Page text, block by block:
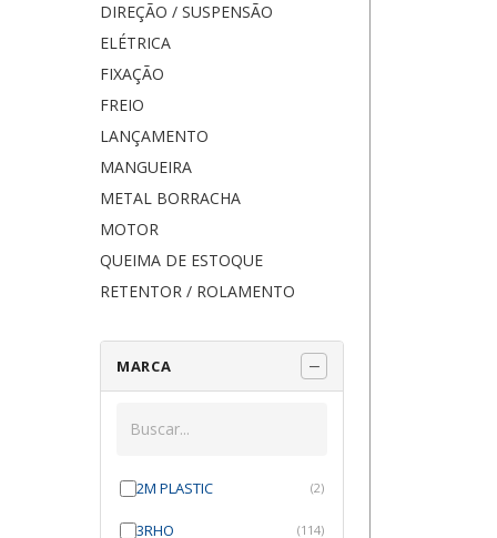
DIREÇÃO / SUSPENSÃO
ELÉTRICA
FIXAÇÃO
FREIO
LANÇAMENTO
MANGUEIRA
METAL BORRACHA
MOTOR
QUEIMA DE ESTOQUE
RETENTOR / ROLAMENTO
MARCA
2M PLASTIC (2)
3RHO (114)